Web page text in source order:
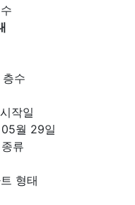
수
작일
월 29일
류
형태